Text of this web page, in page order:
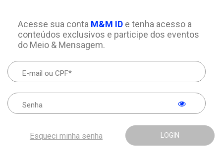
Acesse sua conta M&M IDe tenha acesso a
conteúdos exclusivos e participe dos eventos
do Meio & Mensagem.
LOGIN
Esqueci minha senha